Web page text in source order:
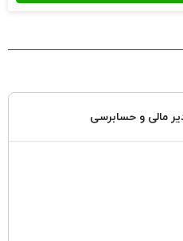
مالی و حسابرسی